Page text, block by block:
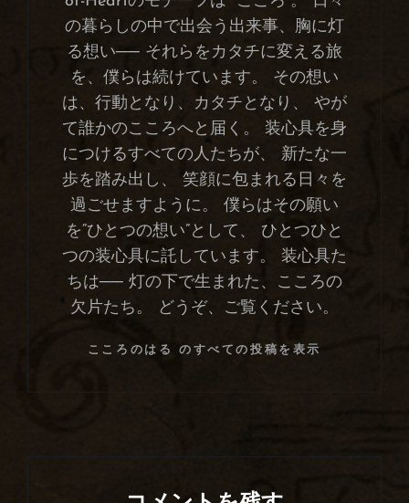
の暮らしの中で出会う出来事、胸に灯
る想い── それらをカタチに変える旅
を、僕らは続けています。 その想い
は、行動となり、カタチとなり、 やが
て誰かのこころへと届く。 装心具を身
につけるすべての人たちが、 新たな一
歩を踏み出し、 笑顔に包まれる日々を
過ごせますように。 僕らはその願い
を“ひとつの想い”として、 ひとつひと
つの装心具に託しています。 装心具た
ちは── 灯の下で生まれた、こころの
欠片たち。 どうぞ、ご覧ください。
こころのはる のすべての投稿を表示